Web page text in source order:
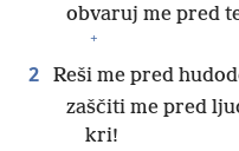
obvaruj me pred
+
2 Reši me pred
zaščiti me pred
kri!